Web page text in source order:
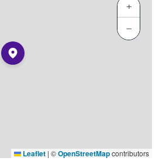
+
−
Leaflet | ©OpenStreetMapcontributors